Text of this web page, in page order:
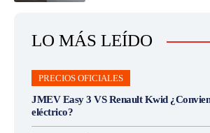
LO MÁS LEÍDO
PRECIOS OFICIALES
JMEV Easy 3 VS Renault Kwid
eléctrico?